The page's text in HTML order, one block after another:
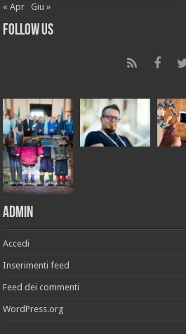
« Apr
Giu »
Follow Us
Admin
Accedi
Inserimenti feed
Feed dei commenti
WordPress.org